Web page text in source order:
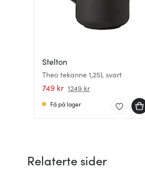
Stelton
Theo tekanne 1,25L svart
749 kr 1249 kr
Få på lager
Relaterte sider